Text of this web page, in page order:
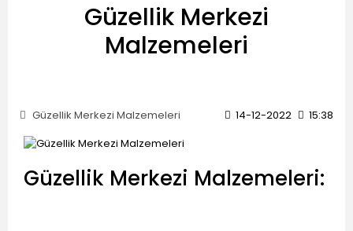
Güzellik Merkezi
Malzemeleri
Güzellik Merkezi Malzemeleri 14-12-2022 15:38
Güzellik Merkezi Malzemeleri: